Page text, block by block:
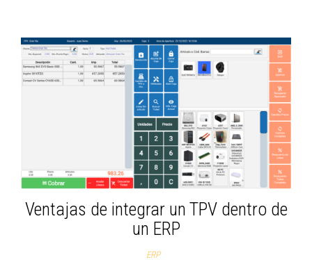
Ventajas de integrar un TPV dentro de
un ERP
ERP